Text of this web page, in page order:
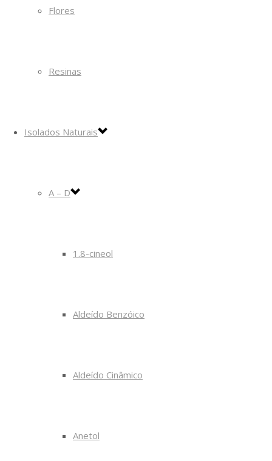
Flores
Resinas
Isolados Naturais
A – D
1.8-cineol
Aldeído Benzóico
Aldeído Cinâmico
Anetol